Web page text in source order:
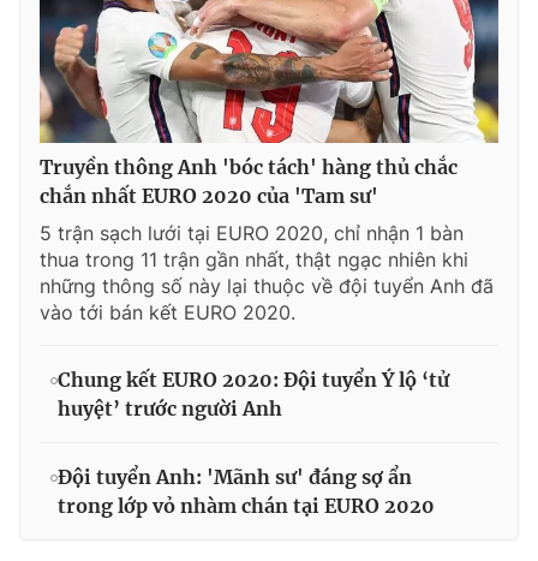
Truyền thông Anh 'bóc tách' hàng thủ chắc
chắn nhất EURO 2020 của 'Tam sư'
5 trận sạch lưới tại EURO 2020, chỉ nhận 1 bàn
thua trong 11 trận gần nhất, thật ngạc nhiên khi
những thông số này lại thuộc về đội tuyển Anh đã
vào tới bán kết EURO 2020.
Chung kết EURO 2020: Đội tuyển Ý lộ ‘tử
huyệt’ trước người Anh
Đội tuyển Anh: 'Mãnh sư' đáng sợ ẩn
trong lớp vỏ nhàm chán tại EURO 2020